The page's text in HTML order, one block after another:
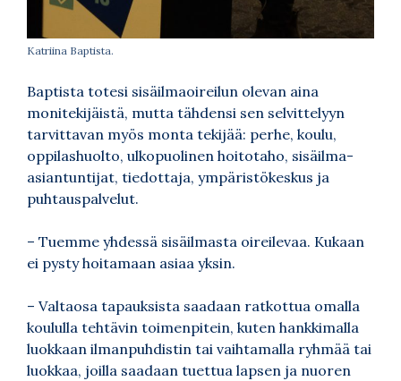
Katriina Baptista.
Baptista totesi sisäilmaoireilun olevan aina
monitekijäistä, mutta tähdensi sen selvittelyyn
tarvittavan myös monta tekijää: perhe, koulu,
oppilashuolto, ulkopuolinen hoitotaho, sisäilma-
asiantuntijat, tiedottaja, ympäristökeskus ja
puhtauspalvelut.
– Tuemme yhdessä sisäilmasta oireilevaa. Kukaan
ei pysty hoitamaan asiaa yksin.
– Valtaosa tapauksista saadaan ratkottua omalla
koululla tehtävin toimenpitein, kuten hankkimalla
luokkaan ilmanpuhdistin tai vaihtamalla ryhmää tai
luokkaa, joilla saadaan tuettua lapsen ja nuoren